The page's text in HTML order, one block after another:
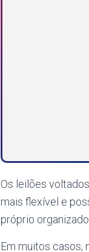
Os leilões
mais flexível e
próprio
Em muitos casos,